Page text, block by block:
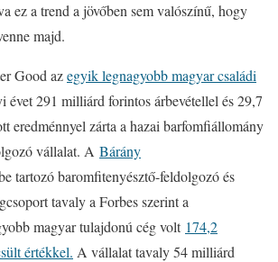
ez a trend a jövőben sem valószínű, hogy
majd.
Good azegyik legnagyobb magyar családi
évet 291 milliárd forintos árbevétellel és 29,7
eredménnyel zárta a hazai barfomfiállomány
vállalat. A Bárány
tartozó baromfitenyésztő-feldolgozó és
tavaly a Forbes szerint a
magyar tulajdonú cég volt 174,2
értékkel. A vállalat tavaly 54 milliárd